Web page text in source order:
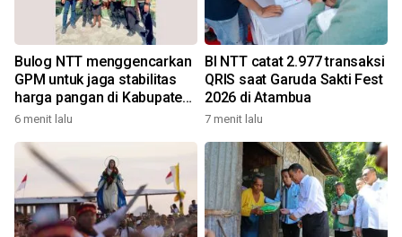
Bulog NTT menggencarkan
GPM untuk jaga stabilitas
harga pangan di Kabupaten
Alor
6 menit lalu
BI NTT catat 2.977 transaksi
QRIS saat Garuda Sakti Fest
2026 di Atambua
7 menit lalu